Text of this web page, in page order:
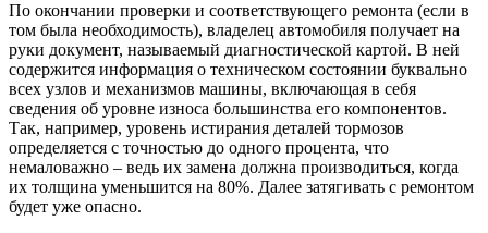
По окончании проверки и соответствующего ремонта (если в
том была необходимость), владелец автомобиля получает на
руки документ, называемый диагностической картой. В ней
содержится информация о техническом состоянии буквально
всех узлов и механизмов машины, включающая в себя
сведения об уровне износа большинства его компонентов.
Так, например, уровень истирания деталей тормозов
определяется с точностью до одного процента, что
немаловажно – ведь их замена должна производиться, когда
их толщина уменьшится на 80%. Далее затягивать с ремонтом
будет уже опасно.